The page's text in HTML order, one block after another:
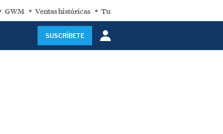
GWM Ventas históricas Turbina eólica
SUSCRÍBETE